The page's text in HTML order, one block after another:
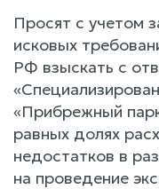
Просят с учетом
исковых
РФ взыскать с
«Прибрежный
равных долях
недостатков в
на проведение